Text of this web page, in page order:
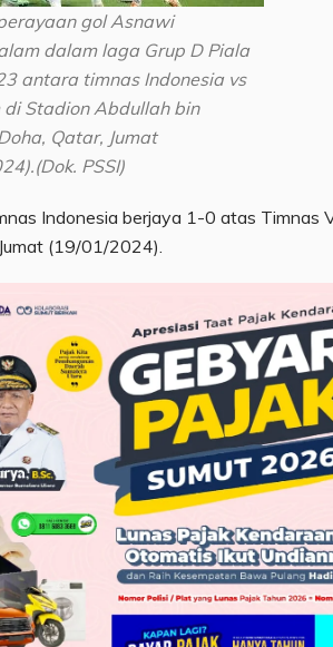
gol Asnawi
dalam laga Grup D Piala
antara timnas Indonesia vs
di Stadion Abdullah bin
Qatar, Jumat
PSSI)
Indonesia berjaya 1-0 atas Timnas
(19/01/2024).